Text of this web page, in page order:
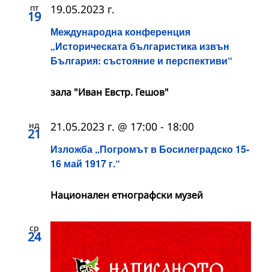
пт
19
Международна конференция
„Историческата българистика извън
България: състояние и перспективи“
19.05.2023 г.
зала "Иван Евстр. Гешов"
нд
21
Изложба „Погромът в Босилеградско 15-
16 май 1917 г.“
21.05.2023 г. @ 17:00 - 18:00
Национален етнографски музей
ср
24